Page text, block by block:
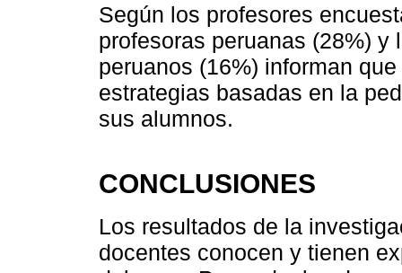
Según los profesores
profesoras peruanas (28%)
peruanos (16%) informan
estrategias basadas en la
sus alumnos.
CONCLUSIONES
Los resultados de la
docentes conocen y tienen